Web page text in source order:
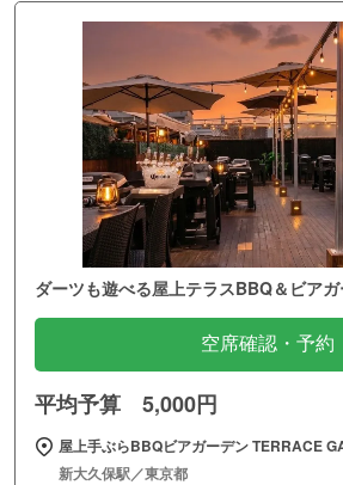
ダーツも遊べる屋上テラスBBQ＆ビアガ
空席確認・予約
平均予算 5,000円
屋上手ぶらBBQビアガーデン TERRACE
新大久保駅／東京都